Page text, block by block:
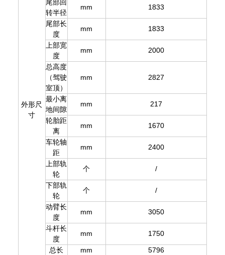
外形尺
寸
尾部回
转半径
mm 1833
尾部长
度
mm 1833
上部宽
度
mm 2000
总高度
（驾驶
室顶）
mm 2827
最小离
地间隙
mm 217
轮胎距
离
mm 1670
车轮轴
距
mm 2400
上部轨
轮
个 /
下部轨
轮
个 /
动臂长
度
mm 3050
斗杆长
度
mm 1750
总长 mm
5796